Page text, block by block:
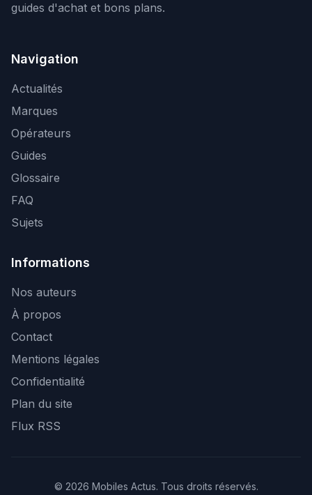
guides d'achat et bons plans.
Navigation
Actualités
Marques
Opérateurs
Guides
Glossaire
FAQ
Sujets
Informations
Nos auteurs
À propos
Contact
Mentions légales
Confidentialité
Plan du site
Flux RSS
© 2026 Mobiles Actus. Tous droits réservés.